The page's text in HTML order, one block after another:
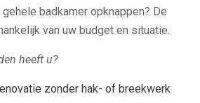
badkamer opknappen? De
van uw budget en situatie.
heeft u?
zonder hak- of breekwerk